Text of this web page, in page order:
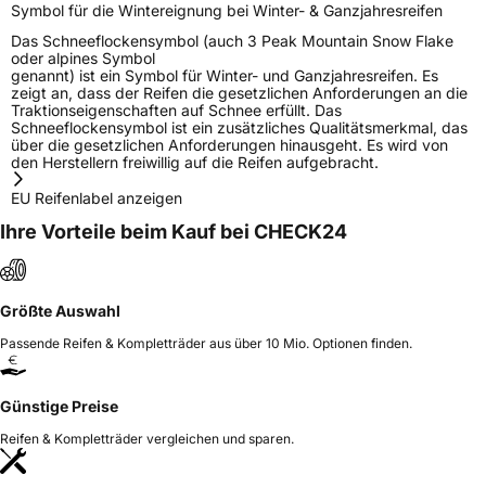
Symbol für die Wintereignung bei Winter- & Ganzjahresreifen
Das Schneeflockensymbol (auch 3 Peak Mountain Snow Flake
oder alpines Symbol
genannt) ist ein Symbol für Winter- und Ganzjahresreifen. Es
zeigt an, dass der Reifen die gesetzlichen Anforderungen an die
Traktionseigenschaften auf Schnee erfüllt. Das
Schneeflockensymbol ist ein zusätzliches Qualitätsmerkmal, das
über die gesetzlichen Anforderungen hinausgeht. Es wird von
den Herstellern freiwillig auf die Reifen aufgebracht.
EU Reifenlabel anzeigen
Ihre Vorteile beim Kauf bei CHECK24
Größte Auswahl
Passende Reifen & Kompletträder aus über 10 Mio. Optionen finden.
Günstige Preise
Reifen & Kompletträder vergleichen und sparen.